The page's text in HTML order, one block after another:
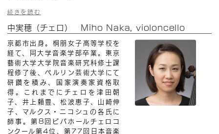
続きを読む
中実穂（チェロ） Miho Naka, violoncello
京都市出身。桐朋女子高等学校を
経て、同大学音楽学部卒業。東京
藝術大学大学院音楽研究科修士課
程修了後、ベルリン芸術大学にて
研鑽を積み、国家演奏家資格取
得。これまでにチェロを津田朝
子、井上頼豊、松波恵子、山崎伸
子、マルクス・ニコシュの各氏に
師事。第8回ビバホールチェロコ
ンクール第4位、第77回日本音楽